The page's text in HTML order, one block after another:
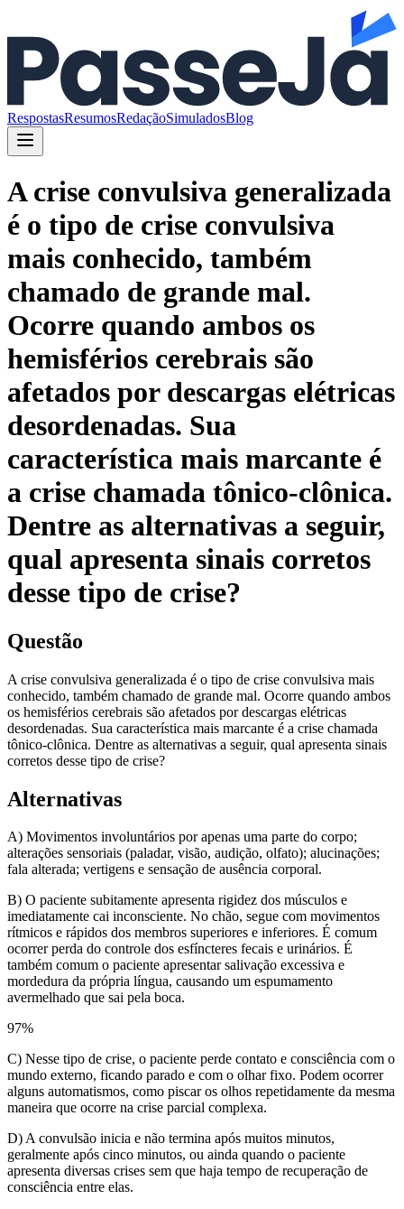
RespostasResumosRedaçãoSimuladosBlog
A crise convulsiva generalizada
é o tipo de crise convulsiva
mais conhecido, também
chamado de grande mal.
Ocorre quando ambos os
hemisférios cerebrais são
afetados por descargas elétricas
desordenadas. Sua
característica mais marcante é
a crise chamada tônico-clônica.
Dentre as alternativas a seguir,
qual apresenta sinais corretos
desse tipo de crise?
Questão
A crise convulsiva generalizada é o tipo de crise convulsiva mais
conhecido, também chamado de grande mal. Ocorre quando ambos
os hemisférios cerebrais são afetados por descargas elétricas
desordenadas. Sua característica mais marcante é a crise chamada
tônico-clônica. Dentre as alternativas a seguir, qual apresenta sinais
corretos desse tipo de crise?
Alternativas
A) Movimentos involuntários por apenas uma parte do corpo;
alterações sensoriais (paladar, visão, audição, olfato); alucinações;
fala alterada; vertigens e sensação de ausência corporal.
B) O paciente subitamente apresenta rigidez dos músculos e
imediatamente cai inconsciente. No chão, segue com movimentos
rítmicos e rápidos dos membros superiores e inferiores. É comum
ocorrer perda do controle dos esfíncteres fecais e urinários. É
também comum o paciente apresentar salivação excessiva e
mordedura da própria língua, causando um espumamento
avermelhado que sai pela boca.
97%
C) Nesse tipo de crise, o paciente perde contato e consciência com o
mundo externo, ficando parado e com o olhar fixo. Podem ocorrer
alguns automatismos, como piscar os olhos repetidamente da mesma
maneira que ocorre na crise parcial complexa.
D) A convulsão inicia e não termina após muitos minutos,
geralmente após cinco minutos, ou ainda quando o paciente
apresenta diversas crises sem que haja tempo de recuperação de
consciência entre elas.